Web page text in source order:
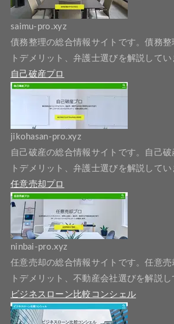
saimu-pro.xyz
債務整理の総合情報サイトです。債務整
トデメリット、弁護士選びを解説してい
自己破産プロ
jikohasan-pro.xyz
自己破産の総合情報サイトです。自己
トデメリット、弁護士選びを解説してい
任意売却プロ
ninbai-pro.xyz
任意売却の総合情報サイトです。任意売
トデメリット、不動産会社選びを解説し
ビジネスローン比較コンシェル